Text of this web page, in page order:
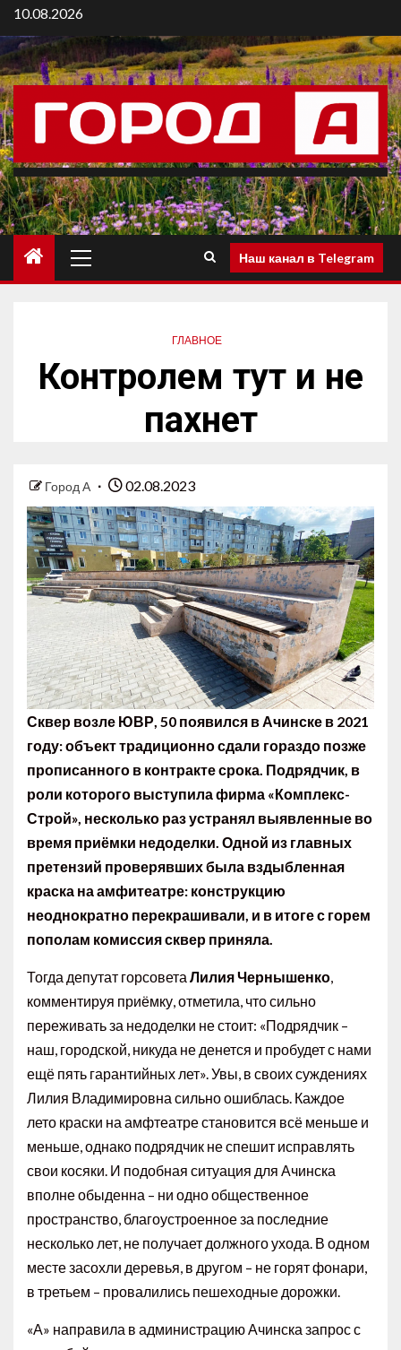
10.08.2026
Наш канал в Telegram
ГЛАВНОЕ
Контролем тут и не
пахнет
Город А 02.08.2023
Сквер возле ЮВР, 50 появился в Ачинске в 2021
году: объект традиционно сдали гораздо позже
прописанного в контракте срока. Подрядчик, в
роли которого выступила фирма «Комплекс-
Строй», несколько раз устранял выявленные во
время приёмки недоделки. Одной из главных
претензий проверявших была вздыбленная
краска на амфитеатре: конструкцию
неоднократно перекрашивали, и в итоге с горем
пополам комиссия сквер приняла.
Тогда депутат горсовета Лилия Чернышенко,
комментируя приёмку, отметила, что сильно
переживать за недоделки не стоит: «Подрядчик –
наш, городской, никуда не денется и пробудет с нами
ещё пять гарантийных лет». Увы, в своих суждениях
Лилия Владимировна сильно ошиблась. Каждое
лето краски на амфтеатре становится всё меньше и
меньше, однако подрядчик не спешит исправлять
свои косяки. И подобная ситуация для Ачинска
вполне обыденна – ни одно общественное
пространство, благоустроенное за последние
несколько лет, не получает должного ухода. В одном
месте засохли деревья, в другом – не горят фонари,
в третьем – провалились пешеходные дорожки.
«А» направила в администрацию Ачинска запрос с